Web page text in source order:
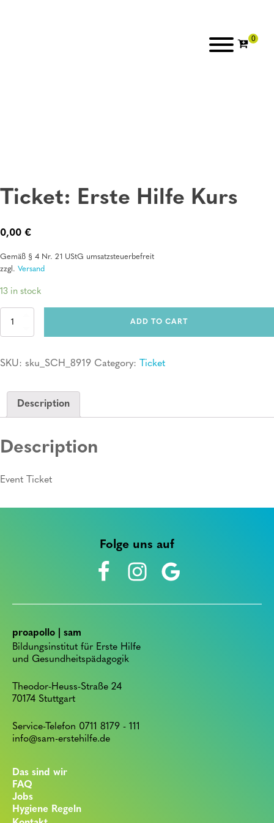
Ticket: Erste Hilfe Kurs
0,00 €
Gemäß § 4 Nr. 21 UStG umsatzsteuerbefreit
zzgl. Versand
13 in stock
Ticket:
quantity
ADD TO CART
SKU: sku_SCH_8919 Category: Ticket
Description
Description
Event Ticket
Folge uns auf
proapollo | sam
Bildungsinstitut für Erste Hilfe
und Gesundheitspädagogik
Theodor-Heuss-Straße 24
70174 Stuttgart
Service-Telefon 0711 8179 - 111
info@sam-erstehilfe.de
Das sind wir
FAQ
Jobs
Hygiene Regeln